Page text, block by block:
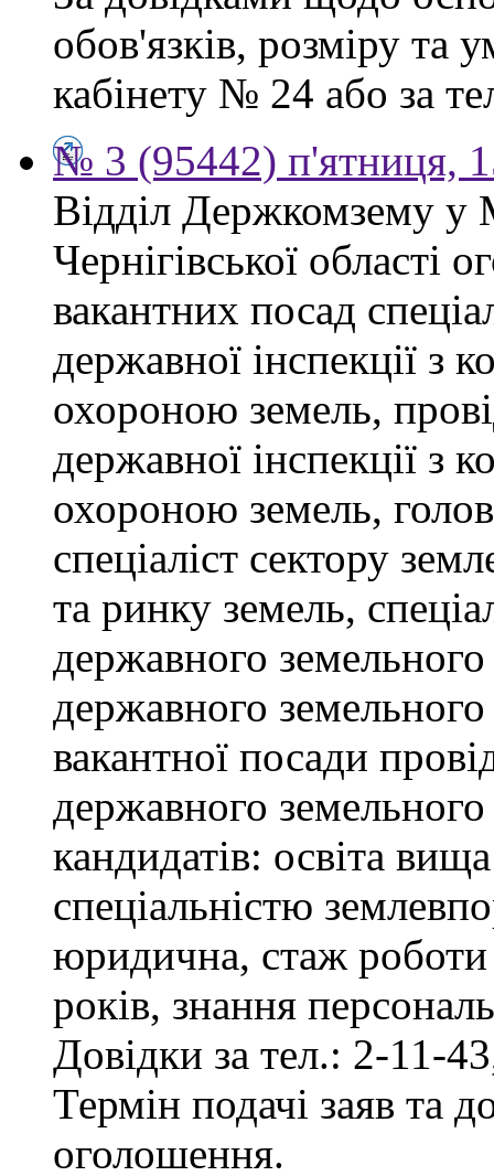
обов'язків, розміру та
кабінету № 24 або за
№ 3 (95442) п'ятниця,
Відділ Держкомзему у
Чернігівської області
вакантних посад
державної інспекції з
охороною земель,
державної інспекції з
охороною земель,
спеціаліст сектору
та ринку земель,
державного земельного
державного
вакантної посади
державного
кандидатів: освіта
спеціальністю
юридична, стаж роботи
років, знання
Довідки за тел.: 2-11-
Термін подачі заяв та
оголошення.